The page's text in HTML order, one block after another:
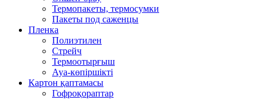
Термопакеты, термосумки
Пакеты под саженцы
Пленка
Полиэтилен
Стрейч
Термоотырғыш
Ауа-көпіршікті
Картон қаптамасы
Гофроқораптар